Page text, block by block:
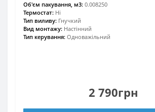
Об'єм пакування, м3: 0.008250
Термостат: Ні
Тип виливу: Гнучкий
Вид монтажу: Настінний
Тип керування: Одноважільний
2 790грн